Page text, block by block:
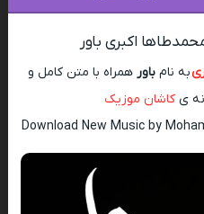
اکبری باور
به نام باور همراه با متن کامل و
کاشان موزیک
Download New Music by